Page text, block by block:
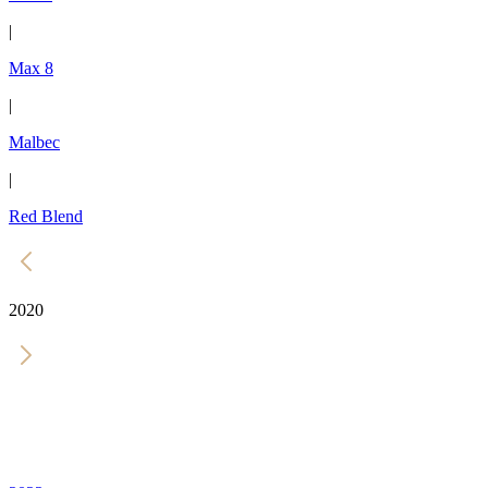
|
Max 8
|
Malbec
|
Red Blend
2020